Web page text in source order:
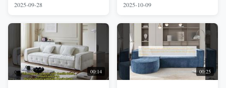
2025-09-28
2025-10-09
00:14 00:25